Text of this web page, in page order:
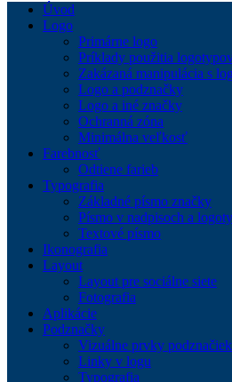
Úvod
Logo
Primárne logo
Príklady použitia
Zakázaná manipulácia s
Logo a podznačky
Logo a iné značky
Ochranná zóna
Minimálna veľkosť
Farebnosť
Odtiene farieb
Typografia
Základné písmo značky
Písmo v nadpisoch a
Textové písmo
Ikonografia
Layout
Layout pre sociálne siete
Fotografia
Aplikácie
Podznačky
Vizuálne prvky
Linky v logu
Typografia